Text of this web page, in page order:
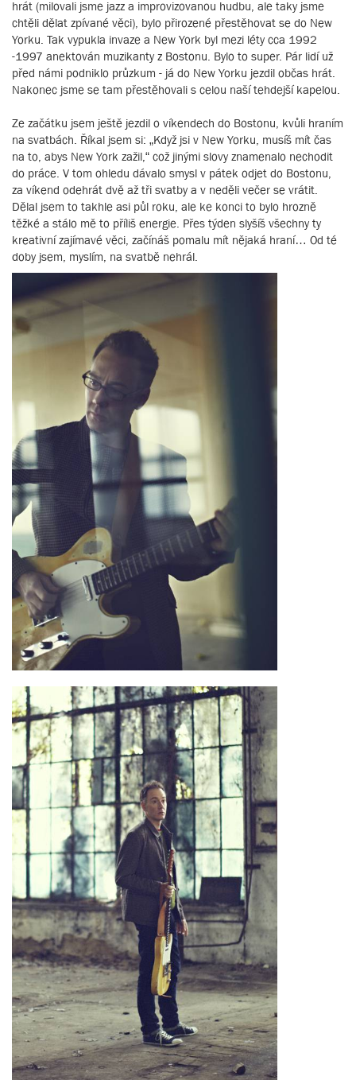
hrát (milovali jsme jazz a improvizovanou hudbu, ale taky jsme
chtěli dělat zpívané věci), bylo přirozené přestěhovat se do New
Yorku. Tak vypukla invaze a New York byl mezi léty cca 1992
-1997 anektován muzikanty z Bostonu. Bylo to super. Pár lidí už
před námi podniklo průzkum - já do New Yorku jezdil občas hrát.
Nakonec jsme se tam přestěhovali s celou naší tehdejší kapelou.
Ze začátku jsem ještě jezdil o víkendech do Bostonu, kvůli hraním
na svatbách. Říkal jsem si: „Když jsi v New Yorku, musíš mít čas
na to, abys New York zažil,“ což jinými slovy znamenalo nechodit
do práce. V tom ohledu dávalo smysl v pátek odjet do Bostonu,
za víkend odehrát dvě až tři svatby a v neděli večer se vrátit.
Dělal jsem to takhle asi půl roku, ale ke konci to bylo hrozně
těžké a stálo mě to příliš energie. Přes týden slyšíš všechny ty
kreativní zajímavé věci, začínáš pomalu mít nějaká hraní… Od té
doby jsem, myslím, na svatbě nehrál.